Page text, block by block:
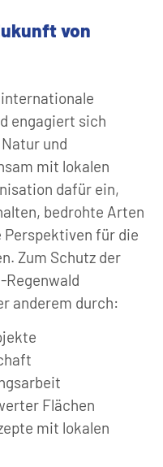
von
engagiert sich
und
mit lokalen
dafür ein,
bedrohte Arten
Perspektiven für die
Zum Schutz der
anderem durch:
Flächen
mit lokalen